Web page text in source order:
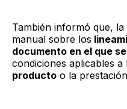
También informó que, la
manual sobre los
documento en el que
condiciones aplicables a
producto o la